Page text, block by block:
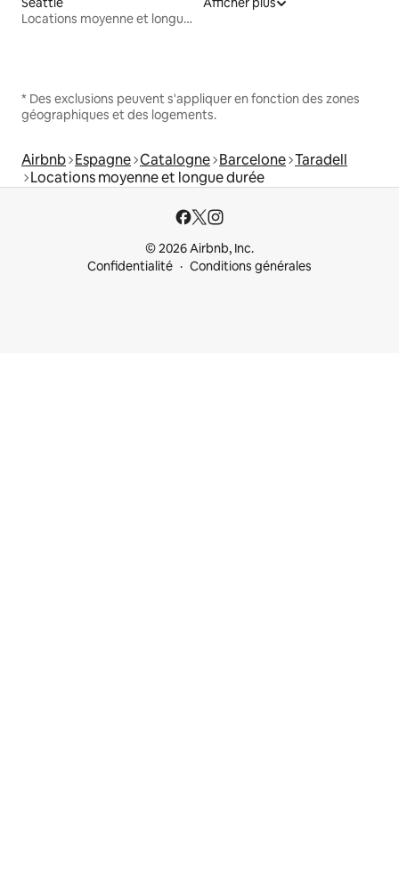
Locations moyenne et longue durée
* Des exclusions peuvent s'appliquer en fonction des zones
géographiques et des logements.
Airbnb Espagne Catalogne Barcelone Taradell
Locations moyenne et longue durée
© 2026 Airbnb, Inc.
Confidentialité
Conditions générales